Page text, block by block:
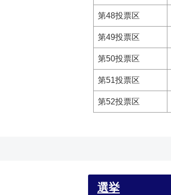
第48投票区
第49投票区
第50投票区
第51投票区
第52投票区
選挙